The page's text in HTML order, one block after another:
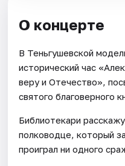
О концерте
В Теньгушевской
исторический час
веру и Отечество»,
святого благоверного
Библиотекари
полководце, который
проиграл ни одного